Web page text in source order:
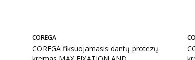
COREGA
COREGA fiksuojamasis dantų protezų